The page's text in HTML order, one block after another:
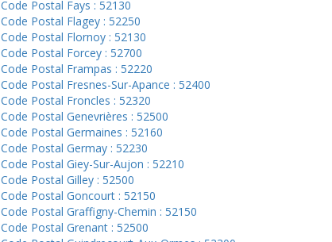
Code Postal Fays : 52130
Code Postal Flagey : 52250
Code Postal Flornoy : 52130
Code Postal Forcey : 52700
Code Postal Frampas : 52220
Code Postal Fresnes-Sur-Apance : 52400
Code Postal Froncles : 52320
Code Postal Genevrières : 52500
Code Postal Germaines : 52160
Code Postal Germay : 52230
Code Postal Giey-Sur-Aujon : 52210
Code Postal Gilley : 52500
Code Postal Goncourt : 52150
Code Postal Graffigny-Chemin : 52150
Code Postal Grenant : 52500